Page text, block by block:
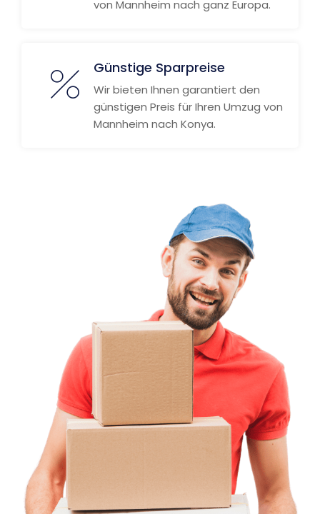
von Mannheim nach ganz Europa.
Günstige Sparpreise
Wir bieten Ihnen garantiert den
günstigen Preis für Ihren Umzug von
Mannheim nach Konya.